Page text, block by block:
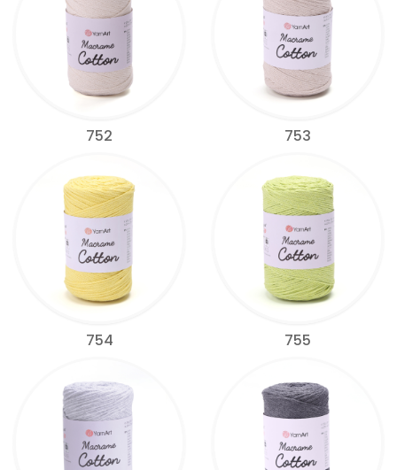
752 753
754 755